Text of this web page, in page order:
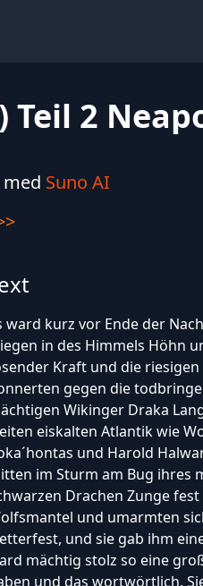
Teil 2
Suno AI
ward kurz vor Ende der
in des Himmels Höhn
Kraft und die
gegen die
Wikinger Draka
eiskalten Atlantik wie
und Harold
im Sturm am Bug ihres
Drachen Zunge
und umarmten
und sie gab ihm
mächtig stolz so eine
und das wortwörtlich.